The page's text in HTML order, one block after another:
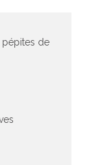
pépites de